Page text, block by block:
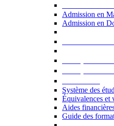
Admission en
Admission en
Système des
Équivalences et
Aides
Guide des